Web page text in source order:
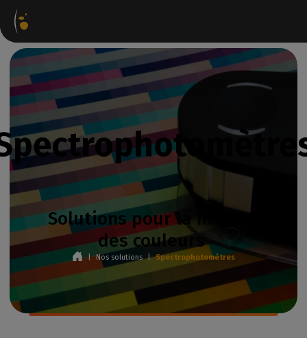
Solutions pour la mesure
des couleurs
| Nos solutions | Spectrophotomètres